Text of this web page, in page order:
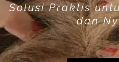
Solusi Praktis
dan